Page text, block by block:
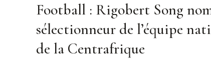
Football : Rigobert Song
sélectionneur de l’équipe
de la Centrafrique